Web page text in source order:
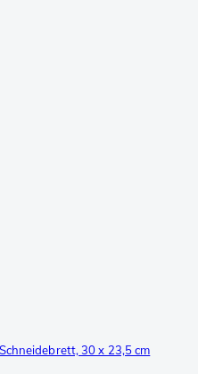
30 x 23,5 cm